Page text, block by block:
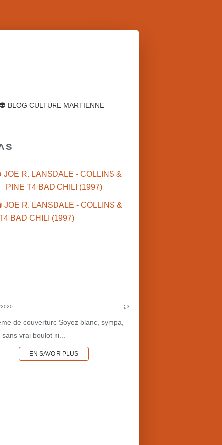
👽 BLOG CULTURE MARTIENNE
POLICIER-THRILLER
JOE R. LANSDALE - COLLINS &
PINE T4 BAD CHILI (1997)
2020
de couverture Soyez blanc, sympa,
vrai boulot ni...
EN SAVOIR PLUS